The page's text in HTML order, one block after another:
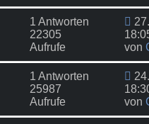
1 Antworten
22305
Aufrufe
von
1 Antworten
25987
Aufrufe
von